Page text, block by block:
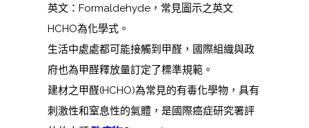
英文：Formaldehyde，常見圖示之英文
HCHO為化學式。
生活中處處都可能接觸到甲醛，國際組織與政
府也為甲醛釋放量訂定了標準規範。
建材之甲醛(HCHO)為常見的有毒化學物， 具有
刺激性和窒息性的氣體，是國際癌症研究署評